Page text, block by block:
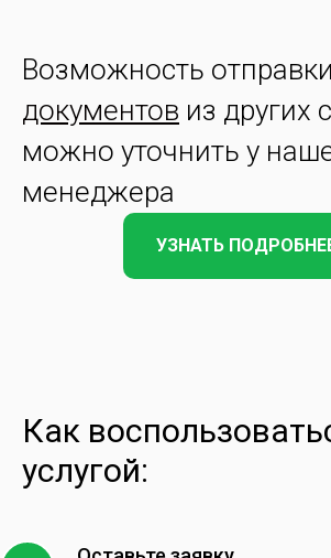
Возможность отправки
документов из других
можно уточнить у
менеджера
УЗНАТЬ
Как
услугой: